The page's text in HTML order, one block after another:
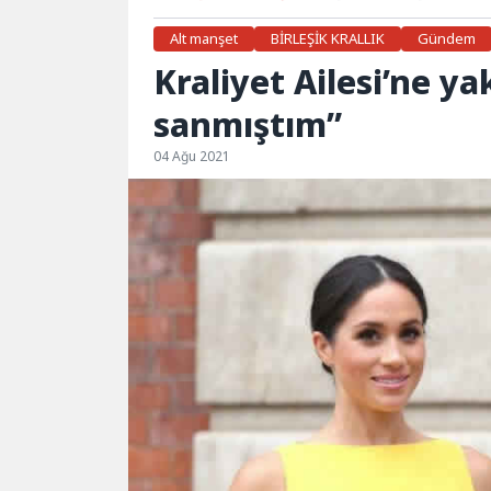
Alt manşet BİRLEŞİK KRALLIK Gündem
Kraliyet Ailesi’ne
sanmıştım”
04 Ağu 2021